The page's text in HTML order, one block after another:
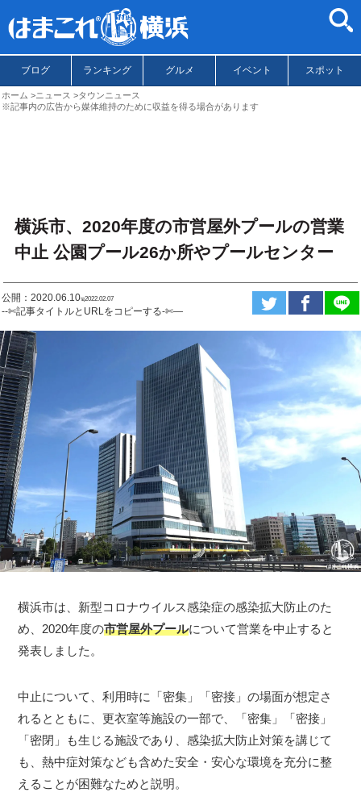
ブログ ランキング グルメ イベント スポット
ホーム ニュース
タウンニュース
※記事内の広告から媒体維持のために収益を得る場合があります
横浜市、2020年度の市営屋外プールの営業
中止 公園プール26か所やプールセンター
公開：2020.06.10ಇ2022.02.07
--✄記事タイトルとURLをコピーする-✄—
横浜市は、新型コロナウイルス感染症の感染拡大防止のた
め、2020年度の市営屋外プールについて営業を中止すると
発表しました。
中止について、利用時に「密集」「密接」の場面が想定さ
れるとともに、更衣室等施設の一部で、「密集」「密接」
「密閉」も生じる施設であり、感染拡大防止対策を講じて
も、熱中症対策なども含めた安全・安心な環境を充分に整
えることが困難なためと説明。